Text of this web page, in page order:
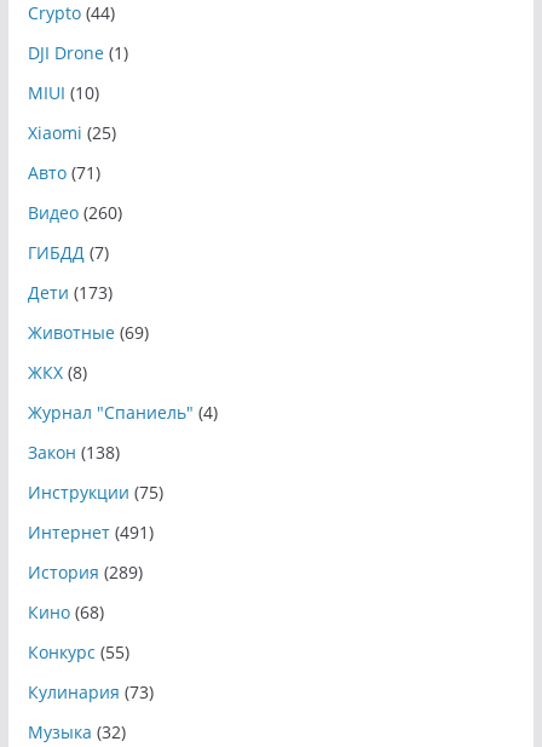
Crypto(44)
DJI Drone(1)
MIUI (10)
Xiaomi (25)
Авто(71)
Видео(260)
ГИБДД(7)
Дети (173)
Животные(69)
ЖКХ(8)
Журнал "Спаниель" (4)
Закон (138)
Инструкции (75)
Интернет(491)
История (289)
Кино(68)
Конкурс (55)
Кулинария (73)
Музыка (32)